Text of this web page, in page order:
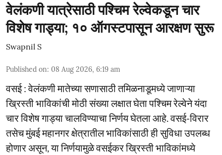
वेलंकणी यात्रेसाठी पश्चिम रेल्वेकडून चार
विशेष गाड्या; १० ऑगस्टपासून आरक्षण सुरू
Swapnil S
Published on: 08 Aug 2026, 6:19 am
वसई : वेलंकणी मातेच्या सणासाठी तमिळनाडूमध्ये जाणाऱ्या
ख्रिस्ती भाविकांची मोठी संख्या लक्षात घेता पश्चिम रेल्वेने यंदा
चार विशेष गाड्या चालविण्याचा निर्णय घेतला आहे. वसई-विरार
तसेच मुंबई महानगर क्षेत्रातील भाविकांसाठी ही सुविधा उपलब्ध
होणार असून, या निर्णयामुळे वसईकर ख्रिस्ती भाविकांमध्ये